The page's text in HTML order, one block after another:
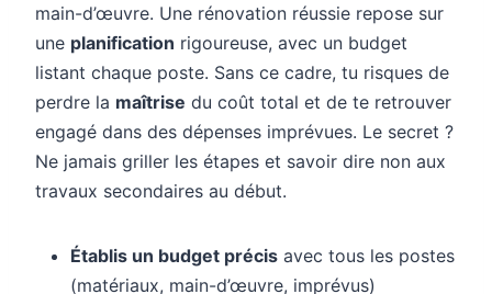
main-d’œuvre. Une rénovation réussie repose sur
une planification rigoureuse, avec un budget
listant chaque poste. Sans ce cadre, tu risques de
perdre la maîtrise du coût total et de te retrouver
engagé dans des dépenses imprévues. Le secret ?
Ne jamais griller les étapes et savoir dire non aux
travaux secondaires au début.
Établis un budget précis avec tous les postes
(matériaux, main-d’œuvre, imprévus)